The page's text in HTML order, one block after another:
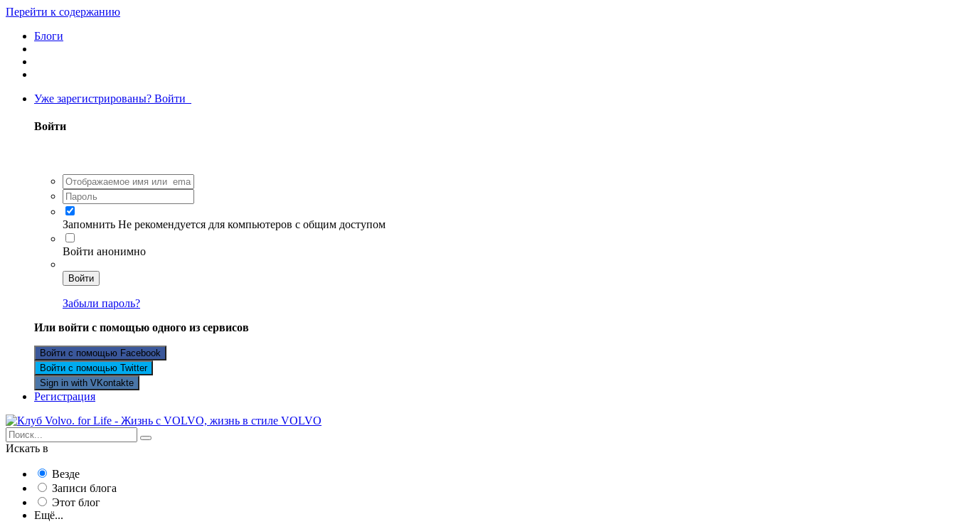
Перейти к содержанию
Блоги
Уже зарегистрированы? Войти
Войти
Запомнить Не рекомендуется для компьютеров с общим доступом
Войти анонимно
Войти
Забыли пароль?
Или войти с помощью одного из сервисов
Войти с помощью Facebook
Войти с помощью Twitter
Sign in with VKontakte
Регистрация
Искать в
Везде
Записи блога
Этот блог
Ещё...